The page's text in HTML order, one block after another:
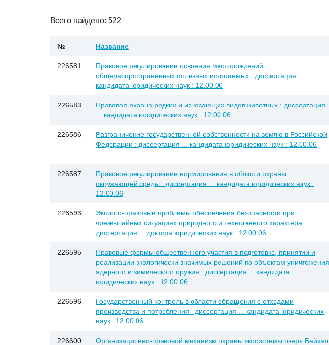
Всего найдено: 522
№ Название
226581
Правовое регулирование освоения месторождений
общераспространенных полезных ископаемых : диссертация ...
кандидата юридических наук : 12.00.06
226583
Правовая охрана редких и исчезающих видов животных : диссертация
... кандидата юридических наук : 12.00.06
226586
Разграничение государственной собственности на землю в Российской
Федерации : диссертация ... кандидата юридических наук : 12.00.06
226587
Правовое регулирование нормирования в области охраны
окружающей среды : диссертация ... кандидата юридических наук :
12.00.06
226593
Эколого-правовые проблемы обеспечения безопасности при
чрезвычайных ситуациях природного и техногенного характера :
диссертация ... доктора юридических наук : 12.00.06
226595
Правовые формы общественного участия в подготовке, принятии и
реализации экологически значимых решений по объектам уничтожения
ядерного и химического оружия : диссертация ... кандидата
юридических наук : 12.00.06
226596
Государственный контроль в области обращения с отходами
производства и потребления : диссертация ... кандидата юридических
наук : 12.00.06
226600
Организационно-правовой механизм охраны экосистемы озера Байкал